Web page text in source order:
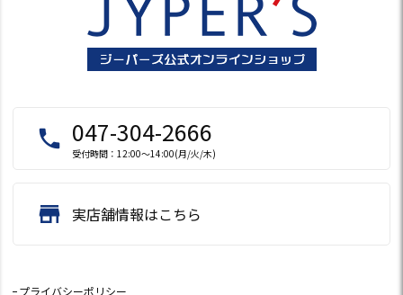
local_phone 047-304-2666
受付時間：12:00～14:00(月/火/木)
store 実店舗情報はこちら
プライバシーポリシー